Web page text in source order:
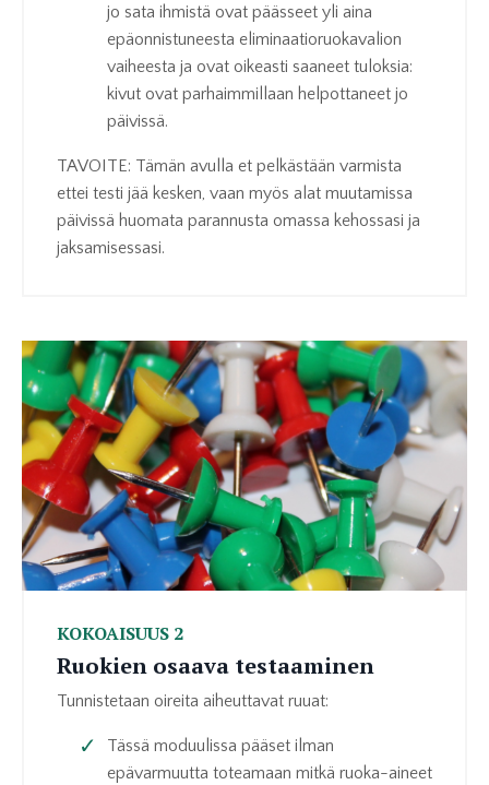
jo sata ihmistä ovat päässeet yli aina
epäonnistuneesta eliminaatioruokavalion
vaiheesta ja ovat oikeasti saaneet tuloksia:
kivut ovat parhaimmillaan helpottaneet jo
päivissä.
TAVOITE: Tämän avulla et pelkästään varmista
ettei testi jää kesken, vaan myös alat muutamissa
päivissä huomata parannusta omassa kehossasi ja
jaksamisessasi.
KOKOAISUUS 2
Ruokien osaava testaaminen
Tunnistetaan oireita aiheuttavat ruuat:
Tässä moduulissa pääset ilman
epävarmuutta toteamaan mitkä ruoka-aineet